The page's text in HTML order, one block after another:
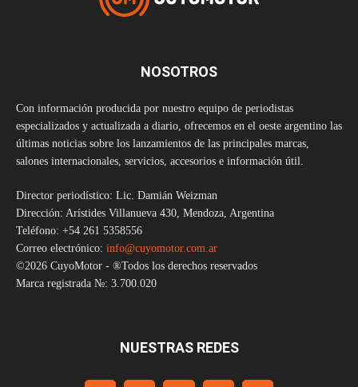
NOSOTROS
Con información producida por nuestro equipo de periodistas
especializados y actualizada a diario, ofrecemos en el oeste argentino las
últimas noticias sobre los lanzamientos de las principales marcas,
salones internacionales, servicios, accesorios e información útil.
Director periodístico: Lic. Damián Weizman
Dirección: Arístides Villanueva 430, Mendoza, Argentina
Teléfono: +54 261 5358556
Correo electrónico: info@cuyomotor.com.ar
©2026 CuyoMotor - ®Todos los derechos reservados
Marca registrada №: 3.700.020
NUESTRAS REDES